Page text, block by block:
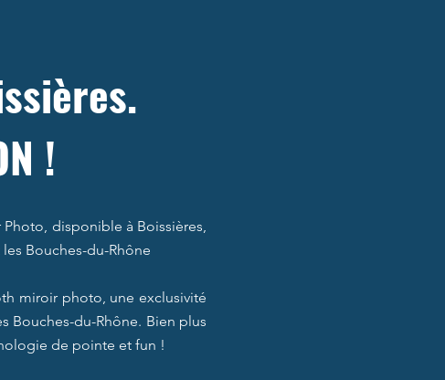
!
disponible à Boissières,
Bouches-du-Rhône
miroir photo, une exclusivité
Bouches-du-Rhône. Bien plus
de pointe et fun !